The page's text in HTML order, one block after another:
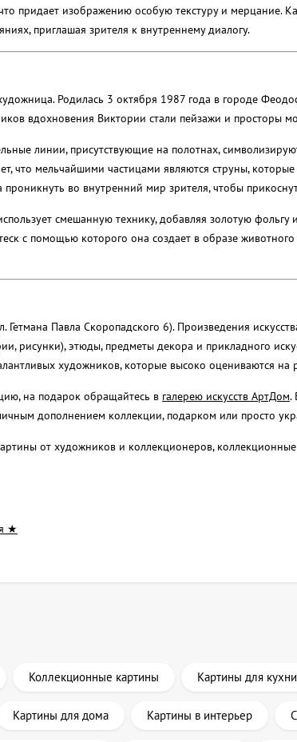
придает изображению особую текстуру и мерцание.
приглашая зрителя к внутреннему диалогу.
Родилась 3 октября 1987 года в городе
вдохновения Виктории стали пейзажи и просторы
линии, присутствующие на полотнах,
что мельчайшими частицами являются струны,
во внутренний мир зрителя, чтобы
смешанную технику, добавляя золотую
с помощью которого она создает в образе
Гетмана Павла Скоропадского 6). Произведения
рисунки), этюды, предметы декора и прикладного
художников, которые высоко оцениваются на
на подарок обращайтесь в галерею искусств АртДом.
дополнением коллекции, подарком или просто
от художников и коллекционеров, коллекционные
★
Коллекционные картины Картины для кухни
Картины для дома Картины в интерьер